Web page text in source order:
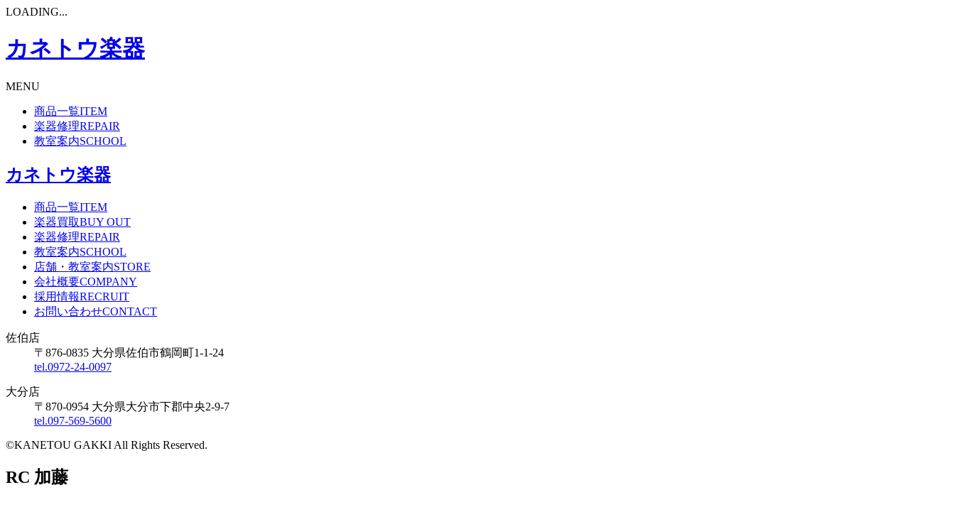
LOADING...
カネトウ楽器
MENU
商品一覧ITEM
楽器修理REPAIR
教室案内SCHOOL
カネトウ楽器
商品一覧ITEM
楽器買取BUY OUT
楽器修理REPAIR
教室案内SCHOOL
店舗・教室案内STORE
会社概要COMPANY
採用情報RECRUIT
お問い合わせCONTACT
佐伯店
〒876-0835 大分県佐伯市鶴岡町1-1-24
tel.0972-24-0097
大分店
〒870-0954 大分県大分市下郡中央2-9-7
tel.097-569-5600
©KANETOU GAKKI All Rights Reserved.
RC 加藤